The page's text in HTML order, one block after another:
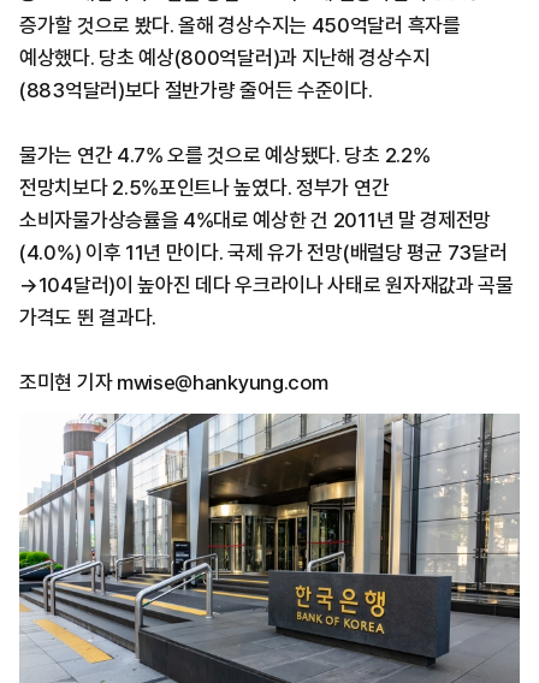
증가할 것으로 봤다. 올해 경상수지는 450억달러 흑자를
예상했다. 당초 예상(800억달러)과 지난해 경상수지
(883억달러)보다 절반가량 줄어든 수준이다.
물가는 연간 4.7% 오를 것으로 예상됐다. 당초 2.2%
전망치보다 2.5%포인트나 높였다. 정부가 연간
소비자물가상승률을 4%대로 예상한 건 2011년 말 경제전망
(4.0%) 이후 11년 만이다. 국제 유가 전망(배럴당 평균 73달러
→104달러)이 높아진 데다 우크라이나 사태로 원자재값과 곡물
가격도 뛴 결과다.
조미현 기자 mwise@hankyung.com